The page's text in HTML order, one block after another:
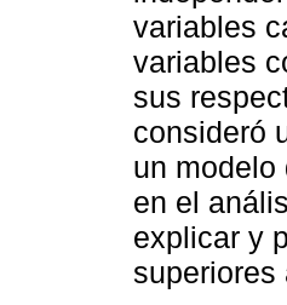
variables
variables
sus
consideró
un
en el
explicar y
superiores